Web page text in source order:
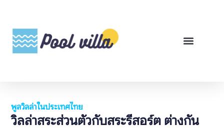
พูลวิลล่าในประเทศไทย
วิลล่าสระส่วนตัวกับสระรีสอร์ต ต่างกัน